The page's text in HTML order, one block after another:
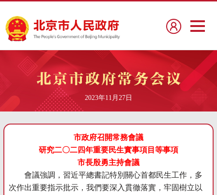
2023年11月27日
市政府召開常務會議
研究二〇二四年重要民生實事項目等事項
市長殷勇主持會議
會議強調，習近平總書記特別關心首都民生工作，多
次作出重要指示批示，我們要深入貫徹落實，牢固樹立以